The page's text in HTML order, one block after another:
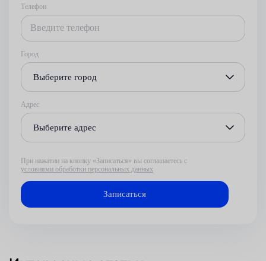
Телефон
Город
Выберите город
Адрес
Выберите адрес
При нажатии на кнопку «Записаться» вы соглашаетесь с
условиями обработки персональных данных